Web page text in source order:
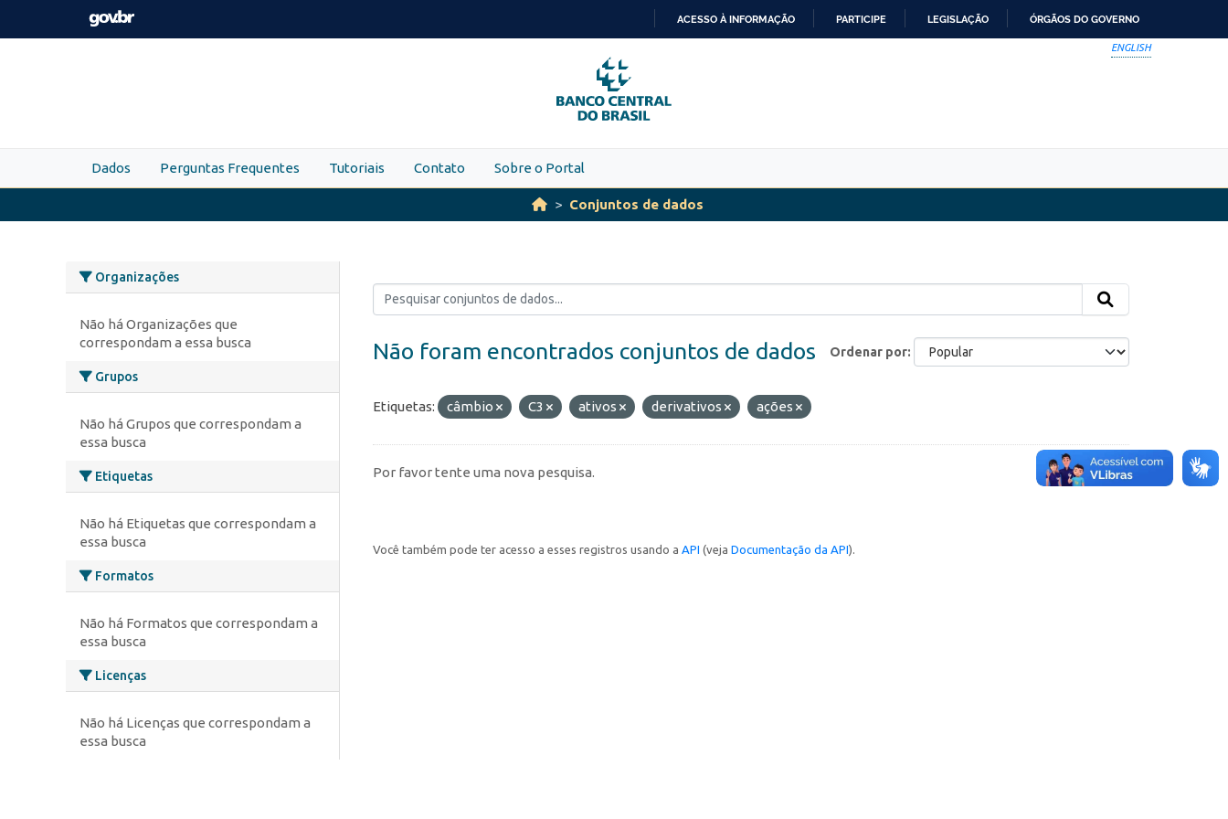
Skip to main content
PARA
O
CONTEÚDO
ACESSO À INFORMAÇÃO PARTICIPE LEGISLAÇÃO ÓRGÃOS DO GOVERNO
ENGLISH
Dados Perguntas Frequentes Tutoriais Contato Sobre o Portal
Conjuntos de dados
Organizações
Não há Organizações que
correspondam a essa busca
Grupos
Não há Grupos que correspondam a
essa busca
Etiquetas
Não há Etiquetas que correspondam a
essa busca
Formatos
Não há Formatos que correspondam a
essa busca
Licenças
Não há Licenças que correspondam a
essa busca
Ordenar por
Não foram encontrados conjuntos de dados
Etiquetas: câmbio C3 ativos derivativos ações
Por favor tente uma nova pesquisa.
Você também pode ter acesso a esses registros usando a API (veja Documentação da API).